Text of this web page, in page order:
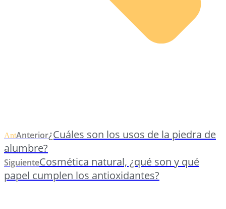
AntAnterior¿Cuáles son los usos de la piedra de
alumbre?
SiguienteCosmética natural, ¿qué son y qué
papel cumplen los antioxidantes?